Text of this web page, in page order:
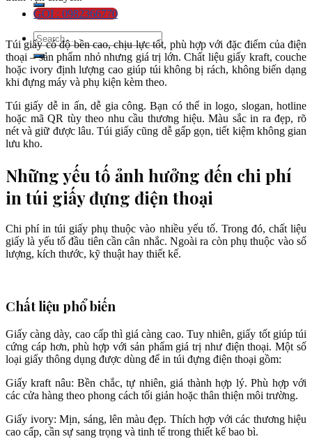
GỌI : 0982366770
Túi giấy có độ bền cao, chịu lực tốt, phù hợp với đặc điểm của điện
thoại – sản phẩm nhỏ nhưng giá trị lớn. Chất liệu giấy kraft, couche
hoặc ivory định lượng cao giúp túi không bị rách, không biến dạng
khi đựng máy và phụ kiện kèm theo.
Túi giấy dễ in ấn, dễ gia công. Bạn có thể in logo, slogan, hotline
hoặc mã QR tùy theo nhu cầu thương hiệu. Màu sắc in ra đẹp, rõ
nét và giữ được lâu. Túi giấy cũng dễ gấp gọn, tiết kiệm không gian
lưu kho.
Những yếu tố ảnh hưởng đến chi phí
in túi giấy đựng điện thoại
Chi phí in túi giấy phụ thuộc vào nhiều yếu tố. Trong đó, chất liệu
giấy là yếu tố đầu tiên cần cân nhắc. Ngoài ra còn phụ thuộc vào số
lượng, kích thước, kỹ thuật hay thiết kế.
Chất liệu phổ biến
Giấy càng dày, cao cấp thì giá càng cao. Tuy nhiên, giấy tốt giúp túi
cứng cáp hơn, phù hợp với sản phẩm giá trị như điện thoại. Một số
loại giấy thông dụng được dùng để in túi đựng điện thoại gồm:
Giấy kraft nâu: Bền chắc, tự nhiên, giá thành hợp lý. Phù hợp với
các cửa hàng theo phong cách tối giản hoặc thân thiện môi trường.
Giấy ivory: Mịn, sáng, lên màu đẹp. Thích hợp với các thương hiệu
cao cấp, cần sự sang trọng và tinh tế trong thiết kế bao bì.